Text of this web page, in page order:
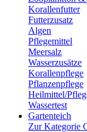
Korallenfutter
Futterzusatz
Algen
Pflegemittel
Meersalz
Wasserzusätze
Korallenpflege
Pflanzenpflege
Heilmittel/
Wassertest
Gartenteich
Zur Kategorie